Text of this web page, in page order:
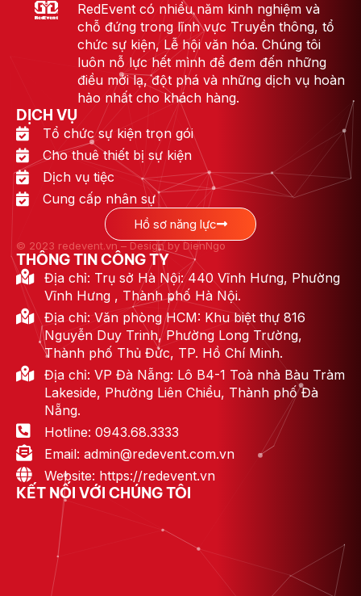
RedEvent có nhiều năm kinh nghiệm và
chỗ đứng trong lĩnh vực Truyền thông, tổ
chức sự kiện, Lễ hội văn hóa. Chúng tôi
luôn nỗ lực hết mình để đem đến những
điều mới lạ, đột phá và những dịch vụ hoàn
hảo nhất cho khách hàng.
DỊCH VỤ
Tổ chức sự kiện trọn gói
Cho thuê thiết bị sự kiện
Dịch vụ tiệc
Cung cấp nhân sự
Hồ sơ năng lực
© 2023 redevent.vn – Design by DienNgo
THÔNG TIN CÔNG TY
Địa chỉ: Trụ sở Hà Nội: 440 Vĩnh Hưng, Phường
Vĩnh Hưng , Thành phố Hà Nội.
Địa chỉ: Văn phòng HCM: Khu biệt thự 816
Nguyễn Duy Trinh, Phường Long Trường,
Thành phố Thủ Đức, TP. Hồ Chí Minh.
Địa chỉ: VP Đà Nẵng: Lô B4-1 Toà nhà Bàu Tràm
Lakeside, Phường Liên Chiểu, Thành phố Đà
Nẵng.
Hotline: 0943.68.3333
Email: admin@redevent.com.vn
Website: https://redevent.vn
KẾT NỐI VỚI CHÚNG TÔI